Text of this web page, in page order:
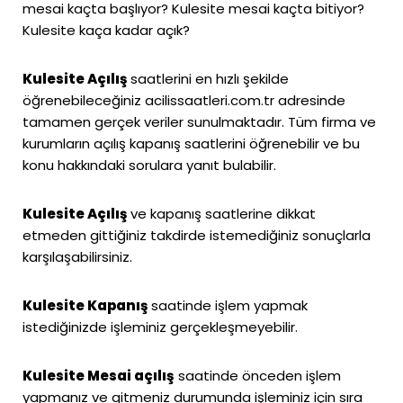
mesai kaçta başlıyor? Kulesite mesai kaçta bitiyor?
Kulesite kaça kadar açık?
Kulesite Açılışsaatlerini en hızlı şekilde
öğrenebileceğiniz acilissaatleri.com.tradresinde
tamamen gerçek veriler sunulmaktadır. Tüm firma ve
kurumların açılış kapanış saatlerini öğrenebilir ve bu
konu hakkındaki sorulara yanıt bulabilir.
Kulesite Açılışve kapanış saatlerine dikkat
etmeden gittiğiniz takdirde istemediğiniz sonuçlarla
karşılaşabilirsiniz.
Kulesite Kapanışsaatinde işlem yapmak
istediğinizde işleminiz gerçekleşmeyebilir.
Kulesite Mesai açılış saatinde önceden işlem
yapmanız ve gitmeniz durumunda işleminiz için sıra